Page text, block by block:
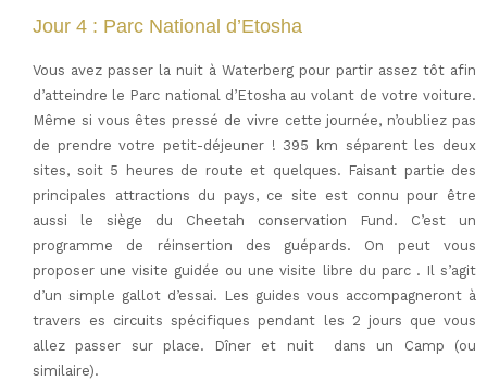
Jour 4 : Parc National d’Etosha
Vous avez passer la nuit à Waterberg pour partir assez tôt afin
d’atteindre le Parc national d’Etosha au volant de votre voiture.
Même si vous êtes pressé de vivre cette journée, n’oubliez pas
de prendre votre petit-déjeuner ! 395 km séparent les deux
sites, soit 5 heures de route et quelques. Faisant partie des
principales attractions du pays, ce site est connu pour être
aussi le siège du Cheetah conservation Fund. C’est un
programme de réinsertion des guépards. On peut vous
proposer une visite guidée ou une visite libre du parc . Il s’agit
d’un simple gallot d’essai. Les guides vous accompagneront à
travers es circuits spécifiques pendant les 2 jours que vous
allez passer sur place. Dîner et nuit dans un Camp (ou
similaire).